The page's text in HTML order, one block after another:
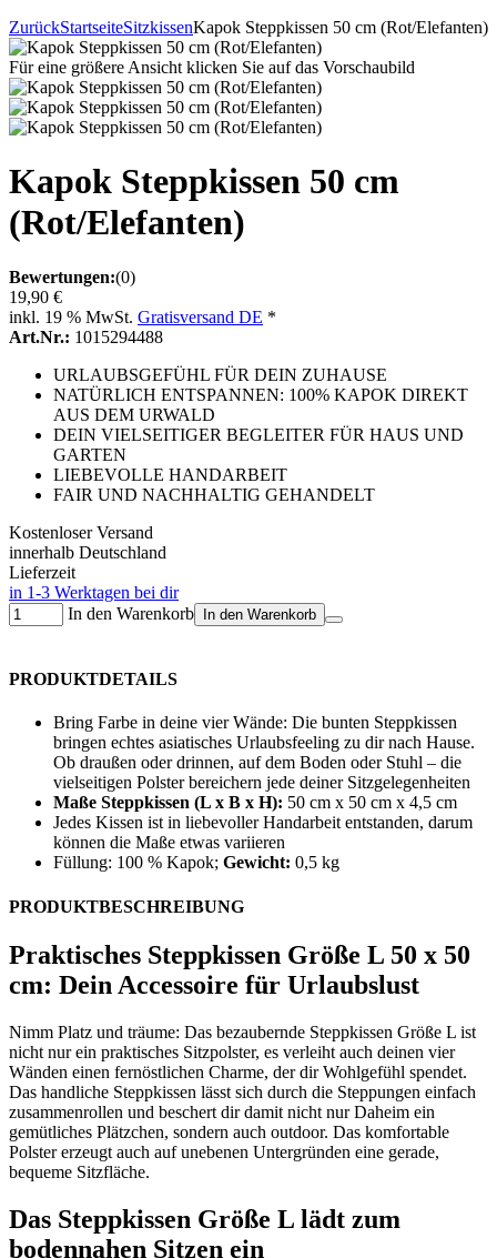
ZurückStartseiteSitzkissenKapok Steppkissen 50 cm (Rot/Elefanten)
Für eine größere Ansicht klicken Sie auf das Vorschaubild
Kapok Steppkissen 50 cm
(Rot/Elefanten)
Bewertungen:(0)
19,90 €
inkl. 19 % MwSt. Gratisversand DE *
Art.Nr.: 1015294488
URLAUBSGEFÜHL FÜR DEIN ZUHAUSE
NATÜRLICH ENTSPANNEN: 100% KAPOK DIREKT
AUS DEM URWALD
DEIN VIELSEITIGER BEGLEITER FÜR HAUS UND
GARTEN
LIEBEVOLLE HANDARBEIT
FAIR UND NACHHALTIG GEHANDELT
Kostenloser Versand
innerhalb Deutschland
Lieferzeit
in 1-3 Werktagen bei dir
In den Warenkorb
In den Warenkorb
PRODUKTDETAILS
Bring Farbe in deine vier Wände: Die bunten Steppkissen
bringen echtes asiatisches Urlaubsfeeling zu dir nach Hause.
Ob draußen oder drinnen, auf dem Boden oder Stuhl – die
vielseitigen Polster bereichern jede deiner Sitzgelegenheiten
Maße Steppkissen (L x B x H): 50 cm x 50 cm x 4,5 cm
Jedes Kissen ist in liebevoller Handarbeit entstanden, darum
können die Maße etwas variieren
Füllung: 100 % Kapok; Gewicht: 0,5 kg
PRODUKTBESCHREIBUNG
Praktisches Steppkissen Größe L 50 x 50
cm: Dein Accessoire für Urlaubslust
Nimm Platz und träume: Das bezaubernde Steppkissen Größe L ist
nicht nur ein praktisches Sitzpolster, es verleiht auch deinen vier
Wänden einen fernöstlichen Charme, der dir Wohlgefühl spendet.
Das handliche Steppkissen lässt sich durch die Steppungen einfach
zusammenrollen und beschert dir damit nicht nur Daheim ein
gemütliches Plätzchen, sondern auch outdoor. Das komfortable
Polster erzeugt auch auf unebenen Untergründen eine gerade,
bequeme Sitzfläche.
Das Steppkissen Größe L lädt zum
bodennahen Sitzen ein